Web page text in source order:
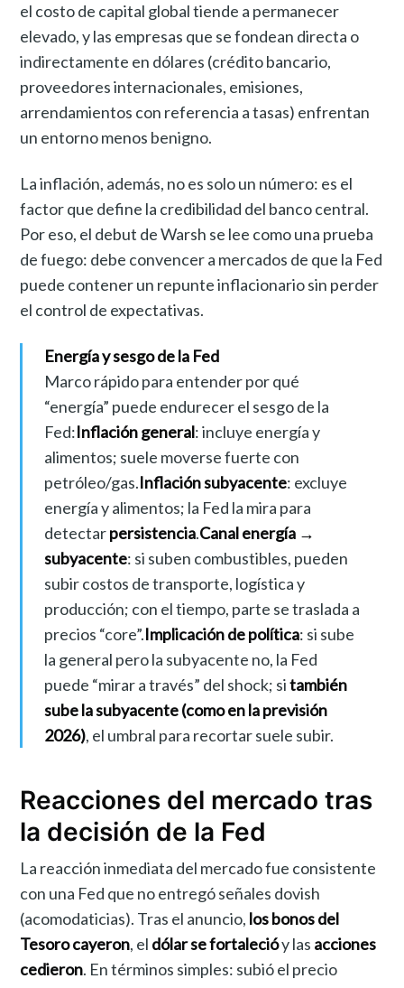
el costo de capital global tiende a permanecer
elevado, y las empresas que se fondean directa o
indirectamente en dólares (crédito bancario,
proveedores internacionales, emisiones,
arrendamientos con referencia a tasas) enfrentan
un entorno menos benigno.
La inflación, además, no es solo un número: es el
factor que define la credibilidad del banco central.
Por eso, el debut de Warsh se lee como una prueba
de fuego: debe convencer a mercados de que la Fed
puede contener un repunte inflacionario sin perder
el control de expectativas.
Energía y sesgo de la Fed
Marco rápido para entender por qué
“energía” puede endurecer el sesgo de la
Fed:Inflación general: incluye energía y
alimentos; suele moverse fuerte con
petróleo/gas.Inflación subyacente: excluye
energía y alimentos; la Fed la mira para
detectarpersistencia.Canal energía →
subyacente: si suben combustibles, pueden
subir costos de transporte, logística y
producción; con el tiempo, parte se traslada a
precios “core”.Implicación de política: si sube
la general pero la subyacente no, la Fed
puede “mirar a través” del shock; sitambién
sube la subyacente (como en la previsión
2026), el umbral para recortar suele subir.
Reacciones del mercado tras
la decisión de la Fed
La reacción inmediata del mercado fue consistente
con una Fed que no entregó señales dovish
(acomodaticias). Tras el anuncio, los bonos del
Tesoro cayeron, el dólar se fortalecióy las acciones
cedieron. En términos simples: subió el precio